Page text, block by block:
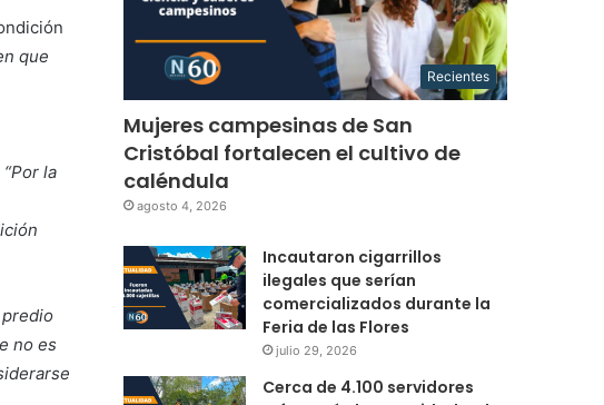
que
la
no es
Recientes
Mujeres campesinas de San
Cristóbal fortalecen el cultivo de
caléndula
agosto 4, 2026
Incautaron cigarrillos
ilegales que serían
comercializados durante la
Feria de las Flores
julio 29, 2026
Cerca de 4.100 servidores